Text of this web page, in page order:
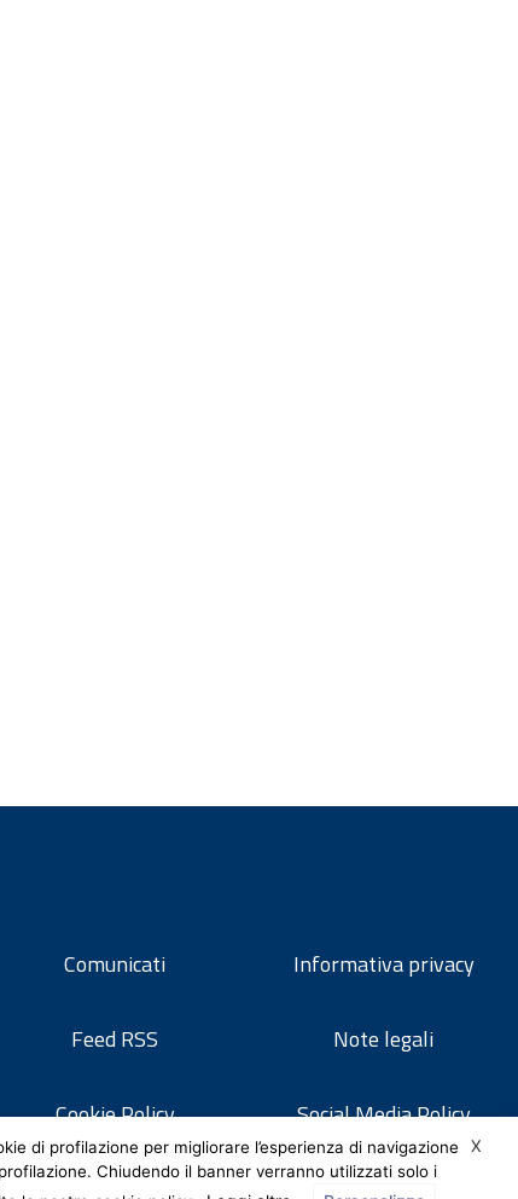
Comunicati
Feed RSS
Cookie Policy
Informativa privacy
Note legali
Social Media Policy
X
di profilazione per migliorare l’esperienza di navigazione
Chiudendo il banner verranno utilizzati solo i